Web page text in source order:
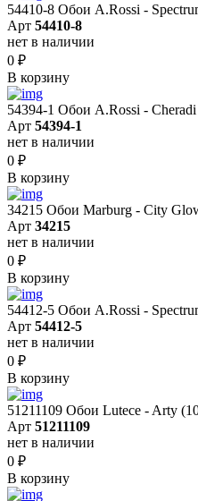
54410-8 Обои A.Rossi -
Арт 54410-8
нет в наличии
0 ₽
В корзину
54394-1 Обои A.Rossi -
Арт 54394-1
нет в наличии
0 ₽
В корзину
34215 Обои Marburg - City
Арт 34215
нет в наличии
0 ₽
В корзину
54412-5 Обои A.Rossi -
Арт 54412-5
нет в наличии
0 ₽
В корзину
51211109 Обои Lutece - Arty
Арт 51211109
нет в наличии
0 ₽
В корзину